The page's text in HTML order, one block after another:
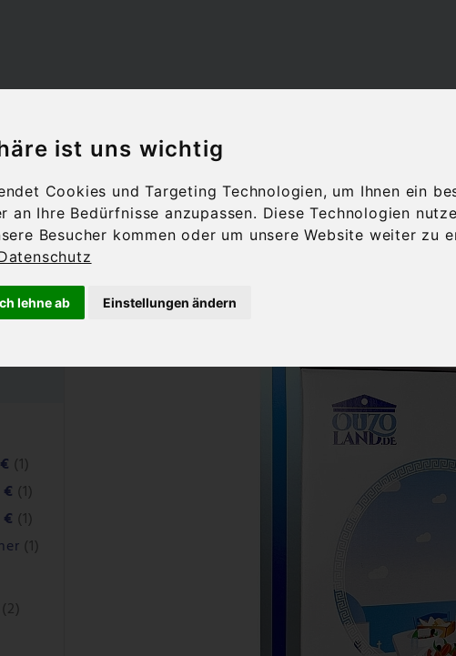
ist uns wichtig
Cookies und Targeting Technologien, um Ihnen ein
an Ihre Bedürfnisse anzupassen. Diese Technologien
Besucher kommen oder um unsere Website weiter zu
lehne ab Einstellungen ändern
Geschenkideen
besondere
(1)
(1)
(1)
(1)
(2)